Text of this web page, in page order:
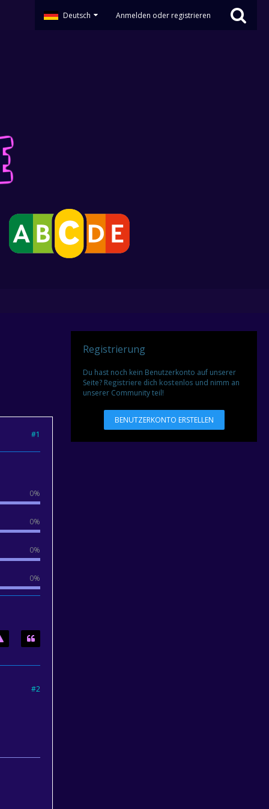
Deutsch Anmelden oder registrieren
#1
0%
0%
0%
0%
#2
Registrierung
Du hast noch kein Benutzerkonto auf unserer
Seite?Registriere dich kostenlos und nimm an
unserer Community teil!
BENUTZERKONTO ERSTELLEN